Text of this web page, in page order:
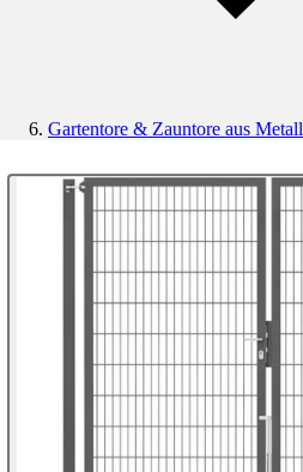
Gartentore & Zauntore aus Metall